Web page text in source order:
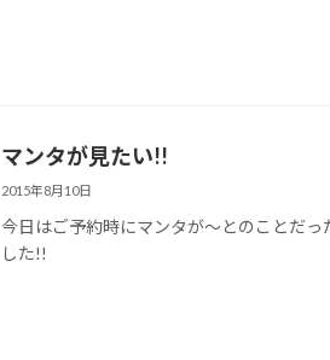
マンタが見たい!!
2015年8月10日
今日はご予約時にマンタが～とのことだ
した!!